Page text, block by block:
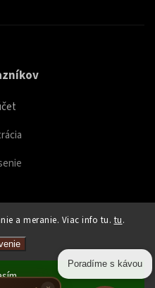
a meranie. Viac info tu. tu.
. Všetky práva vyhradené.
cookies
Poradíme s kávou